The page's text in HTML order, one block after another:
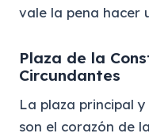
vale la pena hacer
Plaza de la
Circundantes
La plaza principal
son el corazón de